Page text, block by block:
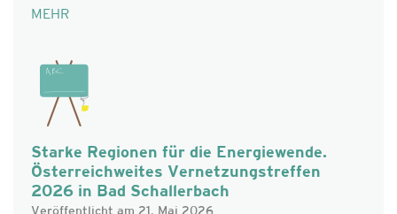
MEHR
Starke Regionen für die Energiewende.
Österreichweites Vernetzungstreffen
2026 in Bad Schallerbach